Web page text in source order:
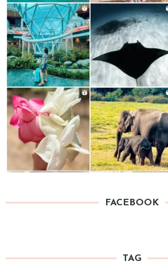
FACEBOOK
TAG